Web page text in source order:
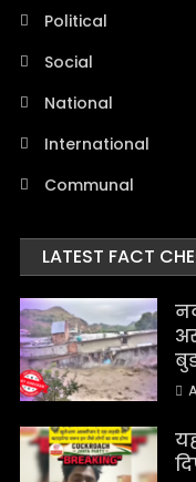
Political
Social
National
International
Communal
LATEST FACT